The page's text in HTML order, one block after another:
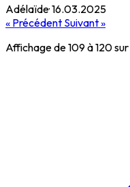
Adélaïde·16.03.2025
« Précédent Suivant »
Affichage de109à120sur